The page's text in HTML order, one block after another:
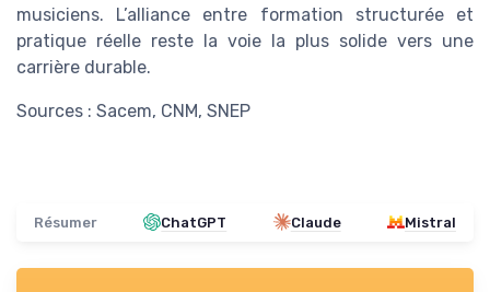
musiciens. L’alliance entre formation structurée et
pratique réelle reste la voie la plus solide vers une
carrière durable.
Sources : Sacem, CNM, SNEP
Résumer ChatGPT Claude Mistral